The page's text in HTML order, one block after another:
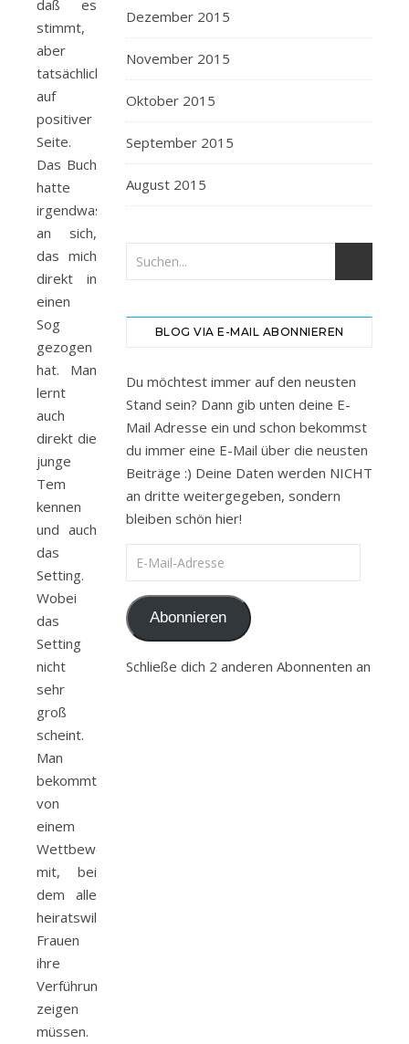
daß es
stimmt,
aber
tatsächlich
auf
positiver
Seite.
Das Buch
hatte
irgendwas
an sich,
das mich
direkt in
einen
Sog
gezogen
hat. Man
lernt
auch
direkt die
junge
Tem
kennen
und auch
das
Setting.
Wobei
das
Setting
nicht
sehr
groß
scheint.
Man
bekommt
von
einem
Wettbewerb
mit, bei
dem alle
heiratswillige
Frauen
ihre
Verführungskünste
zeigen
müssen.
Dezember 2015
November 2015
Oktober 2015
September 2015
August 2015
BLOG VIA E-MAIL ABONNIEREN
Du möchtest immer auf den neusten
Stand sein? Dann gib unten deine E-
Mail Adresse ein und schon bekommst
du immer eine E-Mail über die neusten
Beiträge :) Deine Daten werden NICHT
an dritte weitergegeben, sondern
bleiben schön hier!
E-Mail-Adresse
Abonnieren
Schließe dich 2 anderen Abonnenten an